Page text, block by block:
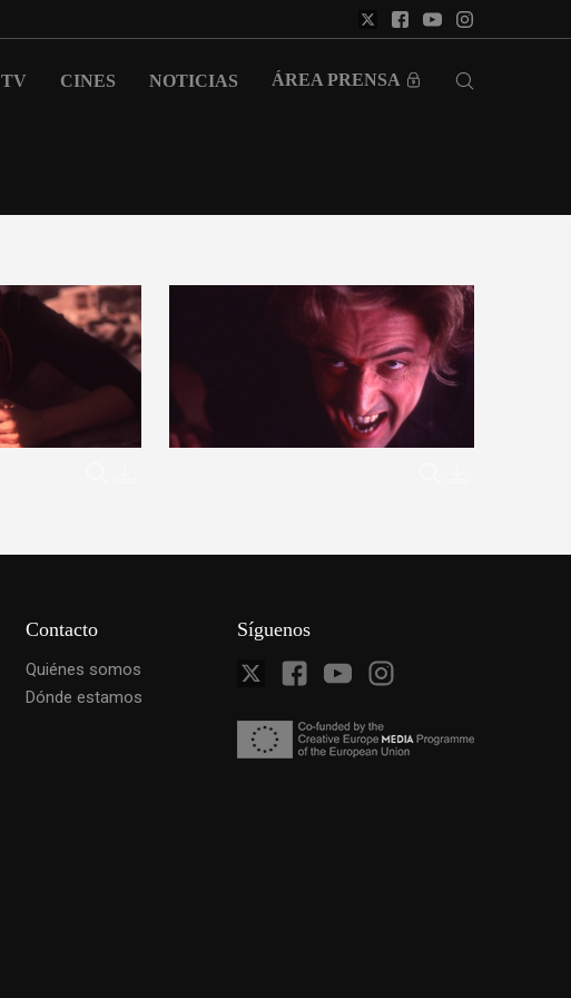
TV CINES NOTICIAS ÁREA PRENSA
Contacto
Quiénes somos
Dónde estamos
Síguenos